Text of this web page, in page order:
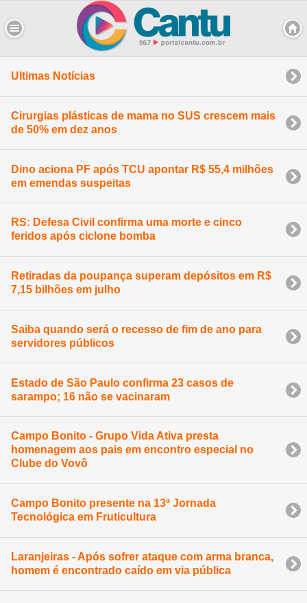
Ultimas Notícias
Cirurgias plásticas de mama no SUS crescem mais
de 50% em dez anos
Dino aciona PF após TCU apontar R$ 55,4 milhões
em emendas suspeitas
RS: Defesa Civil confirma uma morte e cinco
feridos após ciclone bomba
Retiradas da poupança superam depósitos em R$
7,15 bilhões em julho
Saiba quando será o recesso de fim de ano para
servidores públicos
Estado de São Paulo confirma 23 casos de
sarampo; 16 não se vacinaram
Campo Bonito - Grupo Vida Ativa presta
homenagem aos pais em encontro especial no
Clube do Vovô
Campo Bonito presente na 13ª Jornada
Tecnológica em Fruticultura
Laranjeiras - Após sofrer ataque com arma branca,
homem é encontrado caído em via pública